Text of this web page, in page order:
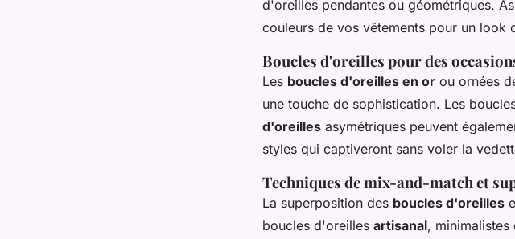
d'oreilles pendantes ou géométriques.
couleurs de vos vêtements pour un look
Boucles d'oreilles pour des
Les boucles d'oreilles en or ou ornées
une touche de sophistication. Les
d'oreilles asymétriques peuvent
styles qui captiveront sans voler la
Techniques de mix-and-match et
La superposition des boucles d'oreilles
boucles d'oreilles artisanal,